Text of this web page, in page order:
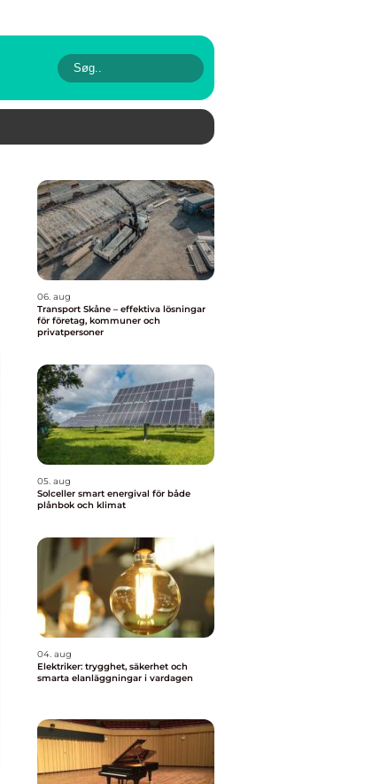
06. aug
Transport Skåne – effektiva lösningar
för företag, kommuner och
privatpersoner
05. aug
Solceller smart energival för både
plånbok och klimat
04. aug
Elektriker: trygghet, säkerhet och
smarta elanläggningar i vardagen